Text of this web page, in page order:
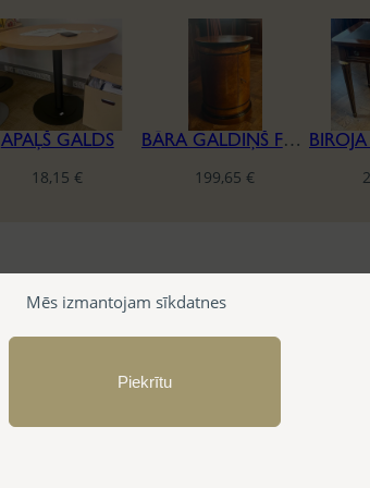
Mēs izmantojam sīkdatnes
Piekrītu
APAĻŠ GALDS
18,15€
BĀRA GALDIŅŠ FRANCESCO MOLON
199,65€